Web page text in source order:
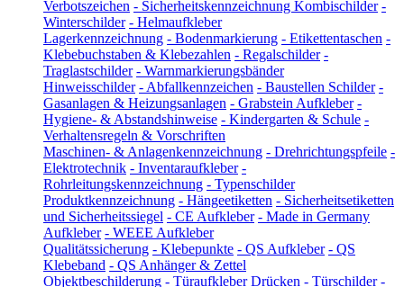
Verbotszeichen - Sicherheitskennzeichnung Kombischilder -
Winterschilder - Helmaufkleber
Lagerkennzeichnung - Bodenmarkierung - Etikettentaschen -
Klebebuchstaben & Klebezahlen - Regalschilder -
Traglastschilder - Warnmarkierungsbänder
Hinweisschilder - Abfallkennzeichen - Baustellen Schilder -
Gasanlagen & Heizungsanlagen - Grabstein Aufkleber -
Hygiene- & Abstandshinweise - Kindergarten & Schule -
Verhaltensregeln & Vorschriften
Maschinen- & Anlagenkennzeichnung - Drehrichtungspfeile -
Elektrotechnik - Inventaraufkleber -
Rohrleitungskennzeichnung - Typenschilder
Produktkennzeichnung - Hängeetiketten - Sicherheitsetiketten
und Sicherheitssiegel - CE Aufkleber - Made in Germany
Aufkleber - WEEE Aufkleber
Qualitätssicherung - Klebepunkte - QS Aufkleber - QS
Klebeband - QS Anhänger & Zettel
Objektbeschilderung - Türaufkleber Drücken - Türschilder -